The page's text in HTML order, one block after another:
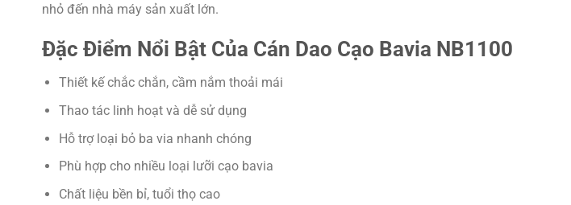
nhỏ đến nhà máy sản xuất lớn.
Đặc Điểm Nổi Bật Của Cán Dao Cạo Bavia NB1100
Thiết kế chắc chắn, cầm nắm thoải mái
Thao tác linh hoạt và dễ sử dụng
Hỗ trợ loại bỏ ba via nhanh chóng
Phù hợp cho nhiều loại lưỡi cạo bavia
Chất liệu bền bỉ, tuổi thọ cao